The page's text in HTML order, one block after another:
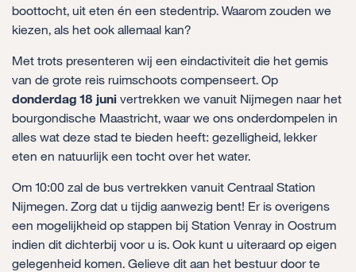
boottocht, uit eten én een stedentrip. Waarom zouden we
kiezen, als het ook allemaal kan?
Met trots presenteren wij een eindactiviteit die het gemis
van de grote reis ruimschoots compenseert. Op
donderdag 18 juni vertrekken we vanuit Nijmegen naar het
bourgondische Maastricht, waar we ons onderdompelen in
alles wat deze stad te bieden heeft: gezelligheid, lekker
eten en natuurlijk een tocht over het water.
Om 10:00 zal de bus vertrekken vanuit Centraal Station
Nijmegen. Zorg dat u tijdig aanwezig bent! Er is overigens
een mogelijkheid op stappen bij Station Venray in Oostrum
indien dit dichterbij voor u is. Ook kunt u uiteraard op eigen
gelegenheid komen. Gelieve dit aan het bestuur door te